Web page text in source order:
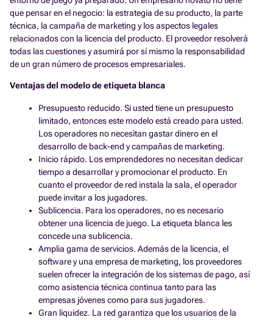
que pensar en el negocio: la estrategia de su producto, la parte
técnica, la campaña de marketing y los aspectos legales
relacionados con la licencia del producto. El proveedor resolverá
todas las cuestiones y asumirá por sí mismo la responsabilidad
de un gran número de procesos empresariales.
Ventajas del modelo de etiqueta blanca
Presupuesto reducido. Si usted tiene un presupuesto
limitado, entonces este modelo está creado para usted.
Los operadores no necesitan gastar dinero en el
desarrollo de back-end y campañas de marketing.
Inicio rápido. Los emprendedores no necesitan dedicar
tiempo a desarrollar y promocionar el producto. En
cuanto el proveedor de red instala la sala, el operador
puede invitar a los jugadores.
Sublicencia. Para los operadores, no es necesario
obtener una licencia de juego. La etiqueta blanca les
concede una sublicencia.
Amplia gama de servicios. Además de la licencia, el
software y una empresa de marketing, los proveedores
suelen ofrecer la integración de los sistemas de pago, así
como asistencia técnica continua tanto para las
empresas jóvenes como para sus jugadores.
Gran liquidez. La red garantiza que los usuarios de la